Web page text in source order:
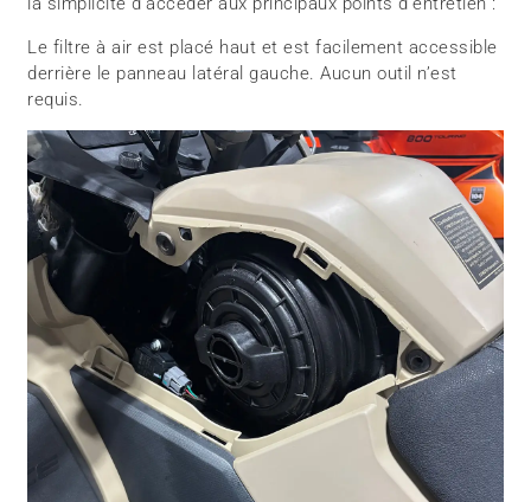
Le filtre à air est placé haut et est facilement accessible
derrière le panneau latéral gauche. Aucun outil n’est
requis.